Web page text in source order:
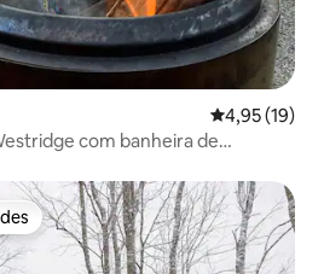
4,95 de uma
4,95 (19)
com banheira de
dos hóspedes